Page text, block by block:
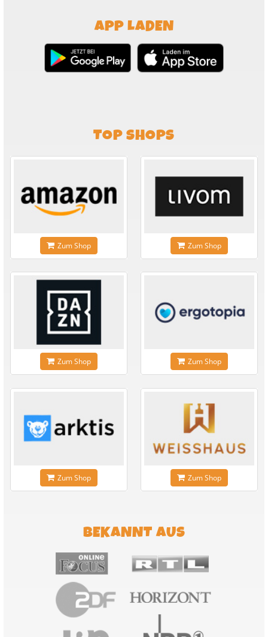
APP LADEN
TOP SHOPS
Zum Shop Zum Shop
Zum Shop Zum Shop
Zum Shop Zum Shop
BEKANNT AUS